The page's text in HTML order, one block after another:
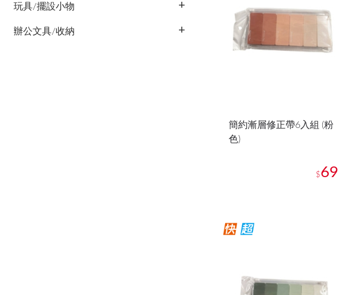
玩具/擺設小物
辦公文具/收納
簡約漸層修正帶6入組 (粉
色)
$69